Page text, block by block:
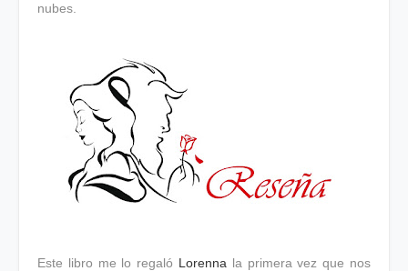
nubes.
Este libro me lo regaló Lorenna la primera vez que nos